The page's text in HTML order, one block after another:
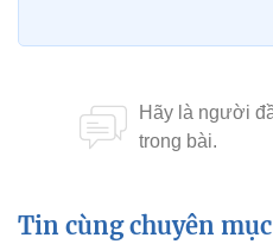
Tin cùng chuyên mục